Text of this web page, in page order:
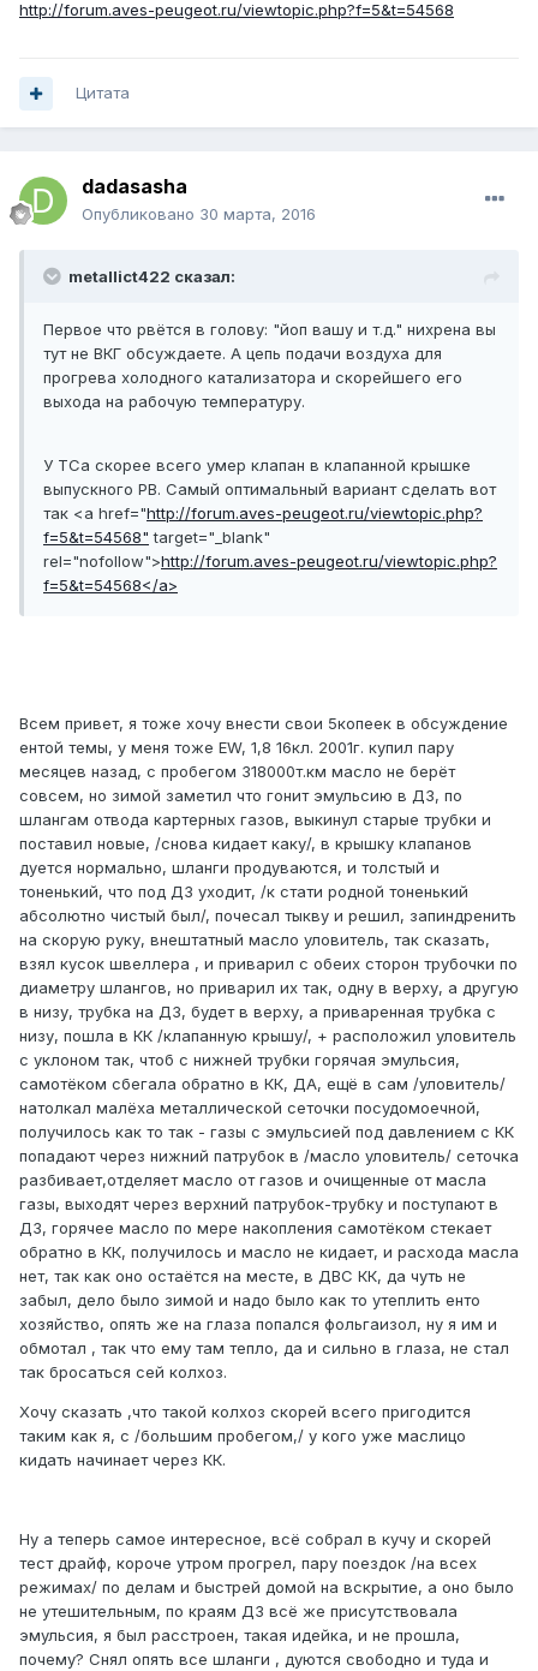
http://forum.aves-peugeot.ru/viewtopic.php?f=5&t=54568
Цитата
dadasasha
Опубликовано 30 марта, 2016
metallict422 сказал:
Первое что рвётся в голову: "йоп вашу и т.д." нихрена вы
тут не ВКГ обсуждаете. А цепь подачи воздуха для
прогрева холодного катализатора и скорейшего его
выхода на рабочую температуру.
У ТСа скорее всего умер клапан в клапанной крышке
выпускного РВ. Самый оптимальный вариант сделать вот
так <a href="http://forum.aves-peugeot.ru/viewtopic.php?
f=5&t=54568" target="_blank"
rel="nofollow">http://forum.aves-peugeot.ru/viewtopic.php?
f=5&t=54568</a>
Всем привет, я тоже хочу внести свои 5копеек в обсуждение
ентой темы, у меня тоже EW, 1,8 16кл. 2001г. купил пару
месяцев назад, с пробегом 318000т.км масло не берёт
совсем, но зимой заметил что гонит эмульсию в ДЗ, по
шлангам отвода картерных газов, выкинул старые трубки и
поставил новые, /снова кидает каку/, в крышку клапанов
дуется нормально, шланги продуваются, и толстый и
тоненький, что под ДЗ уходит, /к стати родной тоненький
абсолютно чистый был/, почесал тыкву и решил, запиндренить
на скорую руку, внештатный масло уловитель, так сказать,
взял кусок швеллера , и приварил с обеих сторон трубочки по
диаметру шлангов, но приварил их так, одну в верху, а другую
в низу, трубка на ДЗ, будет в верху, а приваренная трубка с
низу, пошла в КК /клапанную крышу/, + расположил уловитель
с уклоном так, чтоб с нижней трубки горячая эмульсия,
самотёком сбегала обратно в КК, ДА, ещё в сам /уловитель/
натолкал малёха металлической сеточки посудомоечной,
получилось как то так - газы с эмульсией под давлением с КК
попадают через нижний патрубок в /масло уловитель/ сеточка
разбивает,отделяет масло от газов и очищенные от масла
газы, выходят через верхний патрубок-трубку и поступают в
ДЗ, горячее масло по мере накопления самотёком стекает
обратно в КК, получилось и масло не кидает, и расхода масла
нет, так как оно остаётся на месте, в ДВС КК, да чуть не
забыл, дело было зимой и надо было как то утеплить енто
хозяйство, опять же на глаза попался фольгаизол, ну я им и
обмотал , так что ему там тепло, да и сильно в глаза, не стал
так бросаться сей колхоз.
Хочу сказать ,что такой колхоз скорей всего пригодится
таким как я, с /большим пробегом,/ у кого уже маслицо
кидать начинает через КК.
Ну а теперь самое интересное, всё собрал в кучу и скорей
тест драйф, короче утром прогрел, пару поездок /на всех
режимах/ по делам и быстрей домой на вскрытие, а оно было
не утешительным, по краям ДЗ всё же присутствовала
эмульсия, я был расстроен, такая идейка, и не прошла,
почему? Снял опять все шланги , дуются свободно и туда и